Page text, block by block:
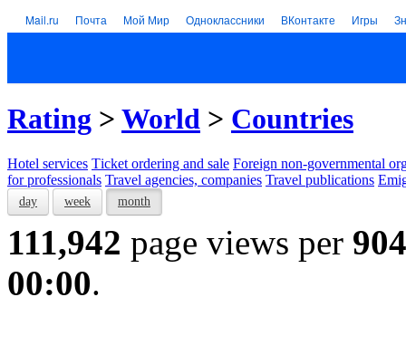
Mail.ru Почта Мой Мир Одноклассники ВКонтакте Игры
Rating > World > Countries
Hotel services Тicket ordering and sale Foreign non-governmental
for professionals Travel agencies, companies Travel publications
day week month
111,942 page views per 904
00:00.